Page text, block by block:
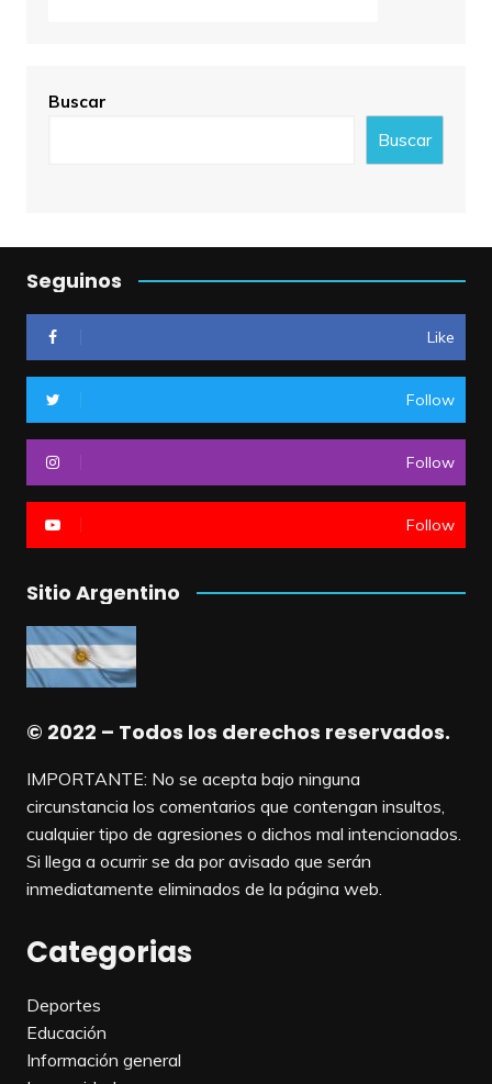
Buscar
Buscar
Seguinos
Like
Follow
Follow
Follow
Sitio Argentino
© 2022 – Todos los derechos reservados.
IMPORTANTE: No se acepta bajo ninguna
circunstancia los comentarios que contengan insultos,
cualquier tipo de agresiones o dichos mal intencionados.
Si llega a ocurrir se da por avisado que serán
inmediatamente eliminados de la página web.
Categorias
Deportes
Educación
Información general